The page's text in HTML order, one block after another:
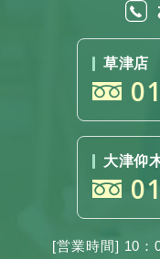
草津店
大津仰
[営業時間] 10